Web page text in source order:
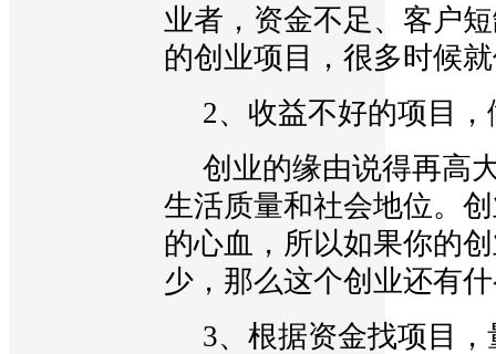
业者，资金不足、客户
的创业项目，很多时候
2、收益不好的项目，
创业的缘由说得再高
生活质量和社会地位。
的心血，所以如果你的
少，那么这个创业还有
3、根据资金找项目，